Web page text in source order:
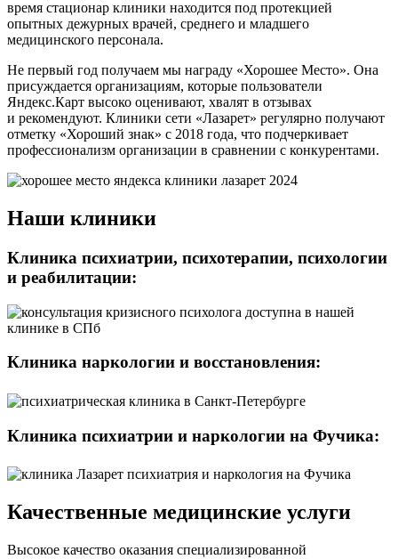
время стационар клиники находится под протекцией
опытных дежурных врачей, среднего и младшего
медицинского персонала.
Не первый год получаем мы награду «Хорошее Место». Она
присуждается организациям, которые пользователи
Яндекс.Карт высоко оценивают, хвалят в отзывах
и рекомендуют. Клиники сети «Лазарет» регулярно получают
отметку «Хороший знак» с 2018 года, что подчеркивает
профессионализм организации в сравнении с конкурентами.
Наши клиники
Клиника психиатрии, психотерапии, психологии
и реабилитации:
Клиника наркологии и восстановления:
Клиника психиатрии и наркологии на Фучика:
Качественные медицинские услуги
Высокое качество оказания специализированной